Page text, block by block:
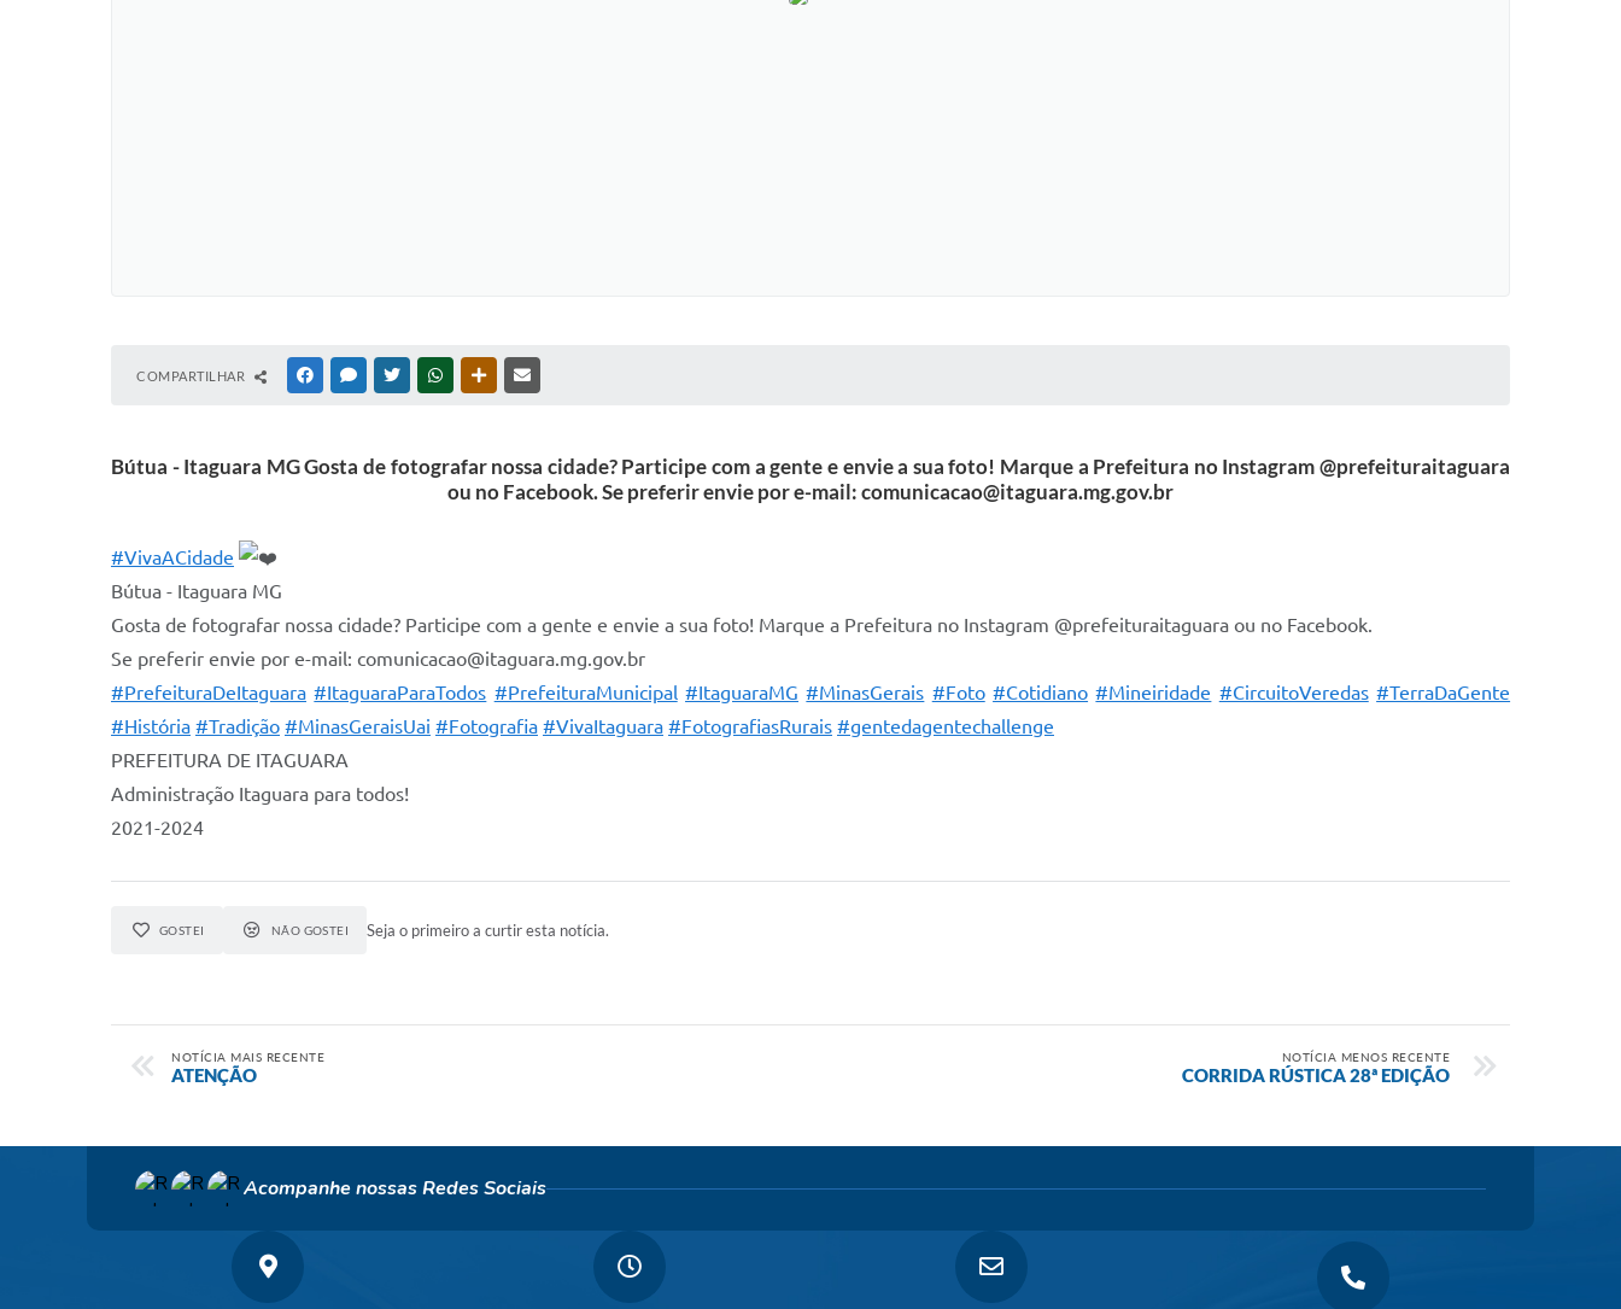
COMPARTILHAR FACEBOOKMESSENGER
TWITTERWHATSAPPOUTRAS MÍDIAS
Bútua - Itaguara MG Gosta de fotografar nossa cidade? Participe com a gente e envie a sua foto! Marque a Prefeitura no Instagram @prefeituraitaguara
ou no Facebook. Se preferir envie por e-mail: comunicacao@itaguara.mg.gov.br
#VivaACidade
Bútua - Itaguara MG
Gosta de fotografar nossa cidade? Participe com a gente e envie a sua foto! Marque a Prefeitura no Instagram @prefeituraitaguara ou no Facebook.
Se preferir envie por e-mail: comunicacao@itaguara.mg.gov.br
#PrefeituraDeItaguara #ItaguaraParaTodos #PrefeituraMunicipal #ItaguaraMG #MinasGerais #Foto #Cotidiano #Mineiridade #CircuitoVeredas #TerraDaGente
#História #Tradição #MinasGeraisUai #Fotografia #VivaItaguara #FotografiasRurais #gentedagentechallenge
PREFEITURA DE ITAGUARA
Administração Itaguara para todos!
2021-2024
GOSTEI NÃO GOSTEI Seja o primeiro a curtir esta notícia.
NOTÍCIA MAIS RECENTE
ATENÇÃO
NOTÍCIA MENOS RECENTE
CORRIDA RÚSTICA 28ª EDIÇÃO
Acompanhe nossas Redes Sociais